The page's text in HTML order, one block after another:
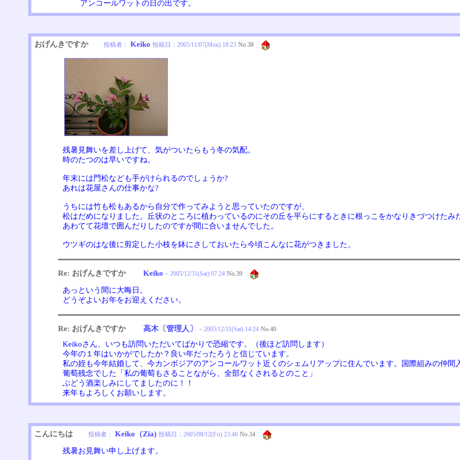
アンコールワットの日の出です。
おげんきですか 投稿者： Keiko 投稿日： 2005/11/07(Mon) 18:23 No.38
残暑見舞いを差し上げて、気がついたらもう冬の気配。
時のたつのは早いですね。
年末には門松なども手がけられるのでしょうか?
あれは花屋さんの仕事かな?
うちには竹も松もあるから自分で作ってみようと思っていたのですが、
松はだめになりました。丘状のところに植わっているのにその丘を平らにするときに根っこをかなりきづつけたみ
あわてて花壇で囲んだりしたのですが間に合いませんでした。
ウツギのはな後に剪定した小枝を鉢にさしておいたら今頃こんなに花がつきました。
Re: おげんきですか Keiko - 2005/12/31(Sat) 07:24 No.39
あっという間に大晦日。
どうぞよいお年をお迎えください。
Re: おげんきですか 高木〔管理人〕 - 2005/12/31(Sat) 14:24 No.40
Keikoさん、いつも訪問いただいてばかりで恐縮です。（後ほど訪問します）
今年の１年はいかがでしたか？良い年だったろうと信じています。
私の姪も今年結婚して、今カンボジアのアンコールワット近くのシェムリアップに住んでいます。国際組みの仲間
葡萄残念でした「私の葡萄もさることながら、全部なくされるとのこと」
ぶどう酒楽しみにしてましたのに！！
来年もよろしくお願いします。
こんにちは 投稿者： Keiko（Zia) 投稿日： 2005/08/12(Fri) 23:46 No.34
残暑お見舞い申し上げます。